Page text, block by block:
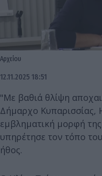
Αρχείου
12.11.2025 18:51
"Με βαθιά θλίψη
Δήμαρχο Κυπαρισσίας,
εμβληματική μορφή
υπηρέτησε τον τόπο
ήθος.